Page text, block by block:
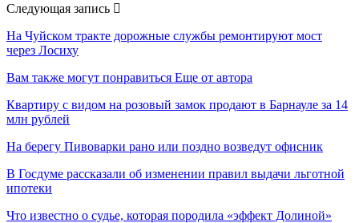
Следующая запись
На Чуйском тракте дорожные службы ремонтируют мост
через Лосиху
Вам также могут понравиться Еще от автора
Квартиру с видом на розовый замок продают в Барнауле за 14
млн рублей
На берегу Пивоварки рано или поздно возведут офисник
В Госдуме рассказали об изменении правил выдачи льготной
ипотеки
Что известно о судье, которая породила «эффект Долиной»